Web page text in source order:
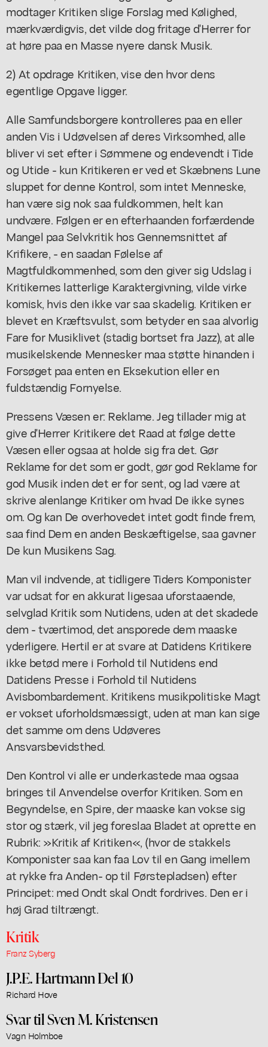
modtager Kritiken slige Forslag med Kølighed,
mærkværdigvis, det vilde dog fritage d'Herrer for
at høre paa en Masse nyere dansk Musik.
2) At opdrage Kritiken, vise den hvor dens
egentlige Opgave ligger.
Alle Samfundsborgere kontrolleres paa en eller
anden Vis i Udøvelsen af deres Virksomhed, alle
bliver vi set efter i Sømmene og endevendt i Tide
og Utide - kun Kritikeren er ved et Skæbnens Lune
sluppet for denne Kontrol, som intet Menneske,
han være sig nok saa fuldkommen, helt kan
undvære. Følgen er en efterhaanden forfærdende
Mangel paa Selvkritik hos Gennemsnittet af
Krifikere, - en saadan Følelse af
Magtfuldkommenhed, som den giver sig Udslag i
Kritikernes latterlige Karaktergivning, vilde virke
komisk, hvis den ikke var saa skadelig. Kritiken er
blevet en Kræftsvulst, som betyder en saa alvorlig
Fare for Musiklivet (stadig bortset fra Jazz), at alle
musikelskende Mennesker maa støtte hinanden i
Forsøget paa enten en Eksekution eller en
fuldstændig Fornyelse.
Pressens Væsen er: Reklame. Jeg tillader mig at
give d'Herrer Kritikere det Raad at følge dette
Væsen eller ogsaa at holde sig fra det. Gør
Reklame for det som er godt, gør god Reklame for
god Musik inden det er for sent, og lad være at
skrive alenlange Kritiker om hvad De ikke synes
om. Og kan De overhovedet intet godt finde frem,
saa find Dem en anden Beskæftigelse, saa gavner
De kun Musikens Sag.
Man vil indvende, at tidligere Tiders Komponister
var udsat for en akkurat ligesaa uforstaaende,
selvglad Kritik som Nutidens, uden at det skadede
dem - tværtimod, det ansporede dem maaske
yderligere. Hertil er at svare at Datidens Kritikere
ikke betød mere i Forhold til Nutidens end
Datidens Presse i Forhold til Nutidens
Avisbombardement. Kritikens musikpolitiske Magt
er vokset uforholdsmæssigt, uden at man kan sige
det samme om dens Udøveres
Ansvarsbevidsthed.
Den Kontrol vi alle er underkastede maa ogsaa
bringes til Anvendelse overfor Kritiken. Som en
Begyndelse, en Spire, der maaske kan vokse sig
stor og stærk, vil jeg foreslaa Bladet at oprette en
Rubrik: »Kritik af Kritiken«, (hvor de stakkels
Komponister saa kan faa Lov til en Gang imellem
at rykke fra Anden- op til Førstepladsen) efter
Principet: med Ondt skal Ondt fordrives. Den er i
høj Grad tiltrængt.
Kritik
Franz Syberg
J.P.E. Hartmann Del 10
Richard Hove
Svar til Sven M. Kristensen
Vagn Holmboe